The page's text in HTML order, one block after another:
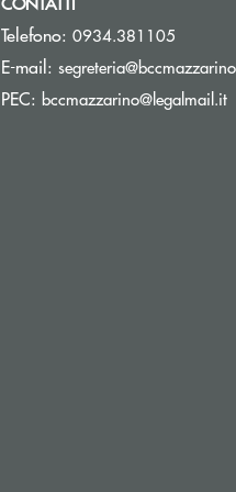
Telefono: 0934.381105
E-mail:
PEC: bccmazzarino@legalmail.it